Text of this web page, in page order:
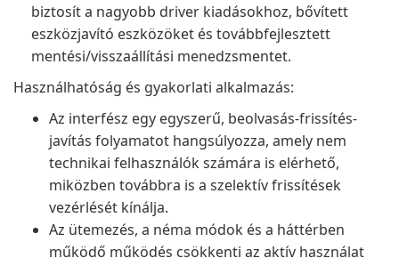
biztosít a nagyobb driver kiadásokhoz, bővített
eszközjavító eszközöket és továbbfejlesztett
mentési/visszaállítási menedzsmentet.
Használhatóság és gyakorlati alkalmazás:
Az interfész egy egyszerű, beolvasás-frissítés-
javítás folyamatot hangsúlyozza, amely nem
technikai felhasználók számára is elérhető,
miközben továbbra is a szelektív frissítések
vezérlését kínálja.
Az ütemezés, a néma módok és a háttérben
működő működés csökkenti az aktív használat